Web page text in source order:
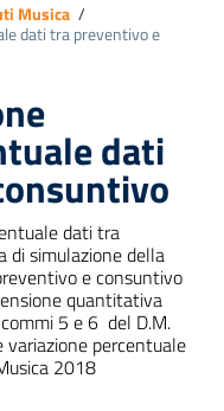
Musica /
dati tra preventivo e
dati
dati tra
di simulazione della
e consuntivo
quantitativa
5 e 6 del D.M.
percentuale
2018